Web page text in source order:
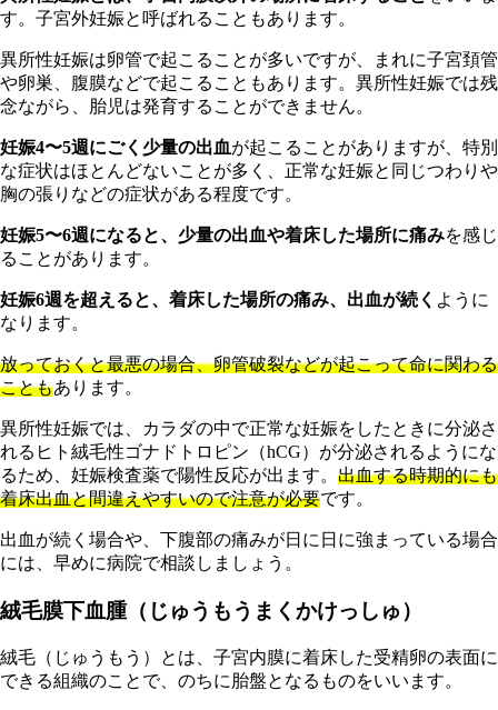
す。子宮外妊娠と呼ばれることもあります。
異所性妊娠は卵管で起こることが多いですが、まれに子宮頚管
や卵巣、腹膜などで起こることもあります。異所性妊娠では残
念ながら、胎児は発育することができません。
妊娠4〜5週にごく少量の出血が起こることがありますが、特別
な症状はほとんどないことが多く、正常な妊娠と同じつわりや
胸の張りなどの症状がある程度です。
妊娠5〜6週になると、少量の出血や着床した場所に痛みを感じ
ることがあります。
妊娠6週を超えると、着床した場所の痛み、出血が続く ように
なります。
放っておくと最悪の場合、卵管破裂などが起こって命に関わる
こともあります。
異所性妊娠では、カラダの中で正常な妊娠をしたときに分泌さ
れるヒト絨毛性ゴナドトロピン（hCG）が分泌されるようにな
るため、妊娠検査薬で陽性反応が出ます。 出血する時期的にも
着床出血と間違えやすいので注意が必要です。
出血が続く場合や、下腹部の痛みが日に日に強まっている場合
には、早めに病院で相談しましょう。
絨毛膜下血腫（じゅうもうまくかけっしゅ）
絨毛（じゅうもう）とは、子宮内膜に着床した受精卵の表面に
できる組織のことで、のちに胎盤となるものをいいます。